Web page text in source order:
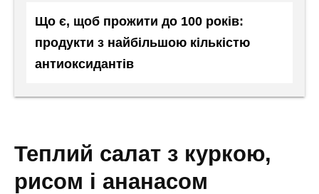
Що є, щоб прожити до 100 років:
продукти з найбільшою кількістю
антиоксидантів
теплий салат з куркою,
рисом і ананасом